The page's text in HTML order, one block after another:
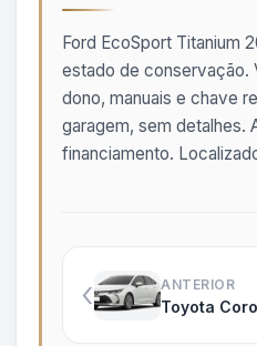
Ford EcoSport Titanium
estado de conservação.
dono, manuais e chave
garagem, sem detalhes.
financiamento.
‹ ANTERIOR
Toyota